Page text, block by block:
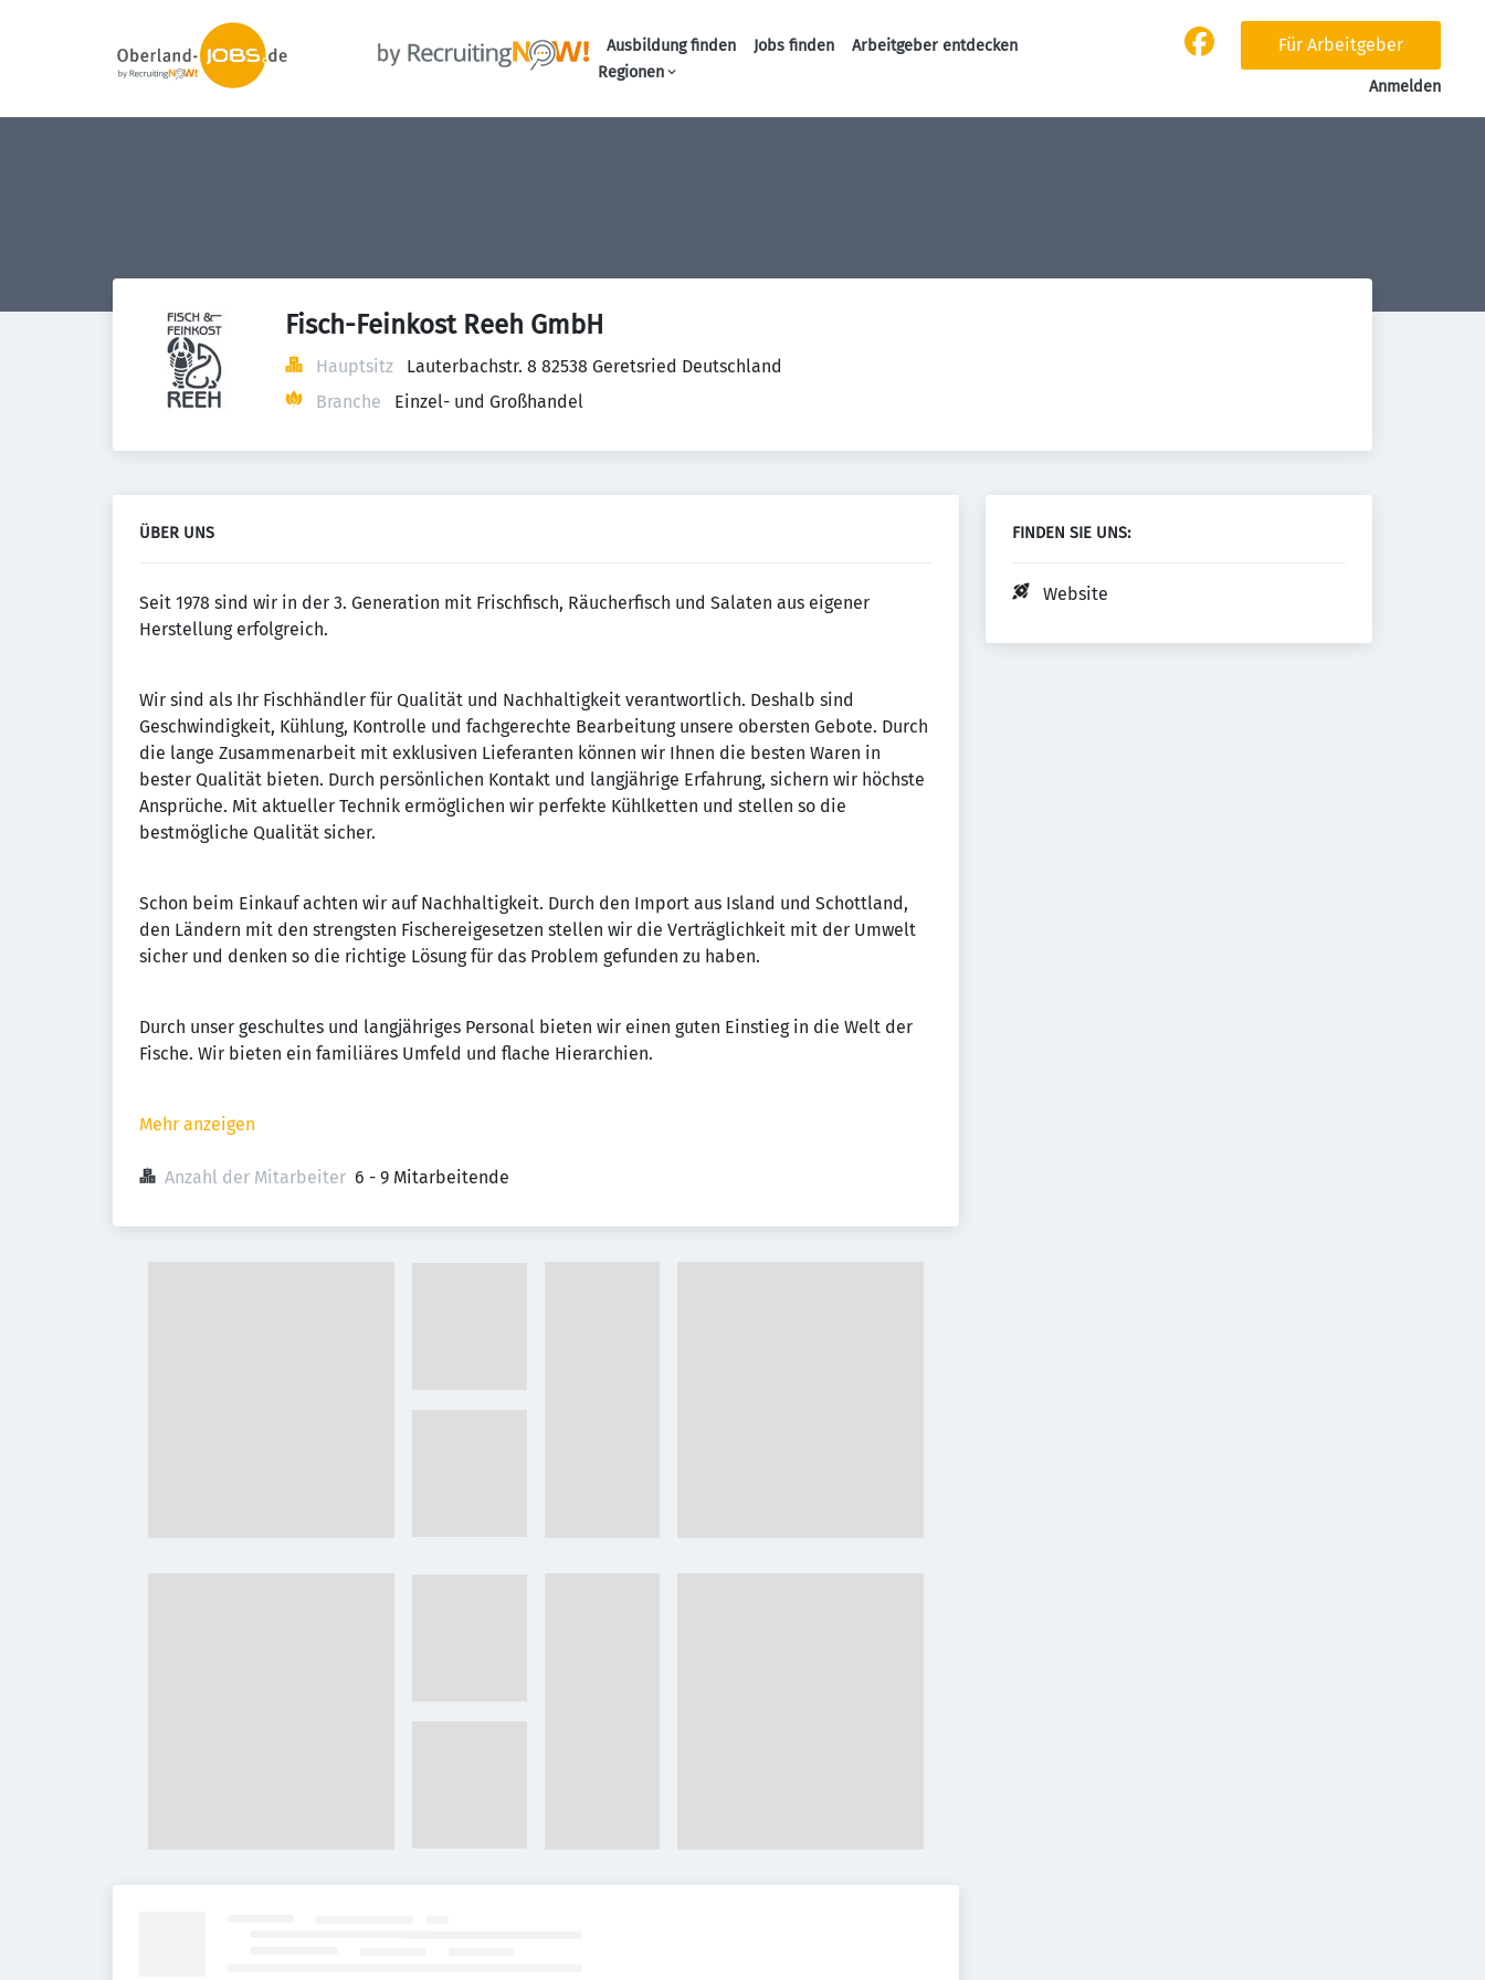
Ausbildung finden Jobs finden
Arbeitgeber entdecken
Regionen
Für Arbeitgeber
Anmelden
Fisch-Feinkost Reeh GmbH
Hauptsitz
Lauterbachstr. 8 82538 Geretsried Deutschland
Branche
Einzel- und Großhandel
ÜBER UNS
Seit 1978 sind wir in der 3. Generation mit Frischfisch, Räucherfisch und Salaten aus eigener
Herstellung erfolgreich.
Wir sind als Ihr Fischhändler für Qualität und Nachhaltigkeit verantwortlich. Deshalb sind
Geschwindigkeit, Kühlung, Kontrolle und fachgerechte Bearbeitung unsere obersten Gebote. Durch
die lange Zusammenarbeit mit exklusiven Lieferanten können wir Ihnen die besten Waren in
bester Qualität bieten. Durch persönlichen Kontakt und langjährige Erfahrung, sichern wir höchste
Ansprüche. Mit aktueller Technik ermöglichen wir perfekte Kühlketten und stellen so die
bestmögliche Qualität sicher.
Schon beim Einkauf achten wir auf Nachhaltigkeit. Durch den Import aus Island und Schottland,
den Ländern mit den strengsten Fischereigesetzen stellen wir die Verträglichkeit mit der Umwelt
sicher und denken so die richtige Lösung für das Problem gefunden zu haben.
Durch unser geschultes und langjähriges Personal bieten wir einen guten Einstieg in die Welt der
Fische. Wir bieten ein familiäres Umfeld und flache Hierarchien.
Mehr anzeigen
Anzahl der Mitarbeiter 6 - 9 Mitarbeitende
FINDEN SIE UNS:
Website